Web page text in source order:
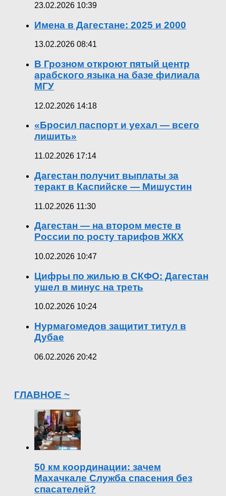
23.02.2026 10:39
Имена в Дагестане: 2025 и 2000
13.02.2026 08:41
В Грозном откроют пятый центр
арабского языка на базе филиала
МГУ
12.02.2026 14:18
«Бросил паспорт и уехал — всего
лишить»
11.02.2026 17:14
Дагестан получит выплаты за
теракт в Каспийске — Мишустин
11.02.2026 11:30
Дагестан — на втором месте в
России по росту тарифов ЖКХ
10.02.2026 10:47
Цифры по жилью в СКФО: Дагестан
ушел в минус на треть
10.02.2026 10:24
Нурмагомедов защитит титул в
Дубае
06.02.2026 20:42
ГЛАВНОЕ ~
50 км координации: зачем
Махачкале Служба спасения без
спасателей?